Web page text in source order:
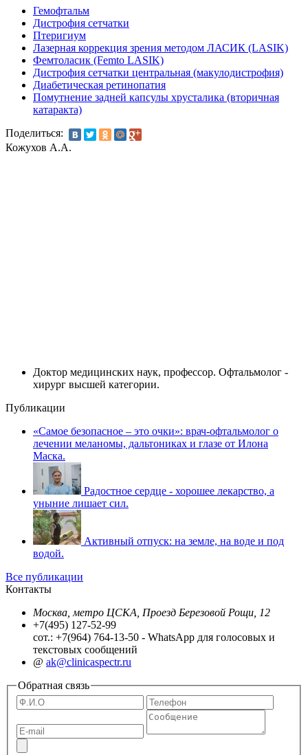
Гемофтальм
Дистрофия сетчатки
Птеригиум
Лазерная коррекция зрения методом ЛАСИК (LASIK)
Фемтоласик (Femto LASIK)
Дистрофия сетчатки центральная (макулодистрофия)
Диабетическая ретинопатия
Помутнение задней капсулы хрусталика (вторичная
катаракта)
Поделиться:
Кожухов А.А.
Доктор медицинских наук, профессор. Офтальмолог -
хирург высшей категории.
Публикации
«Самое безопасное – это очки»: врач-офтальмолог о
лечении меланомы, дальтониках и глазе от Илона
Маска.
Радостное сердце - хорошее лекарство, а
уныние лишает сил.
Активный отпуск: на земле, на воде и под
водой.
Все публикации
Контакты
Москва, метро ЦСКА, Проезд Березовой Рощи, 12
+7(495) 127-52-99
сот.: +7(964) 764-13-50 - WhatsApp для голосовых и
текстовых сообщений
@ ak@clinicaspectr.ru
Обратная связь